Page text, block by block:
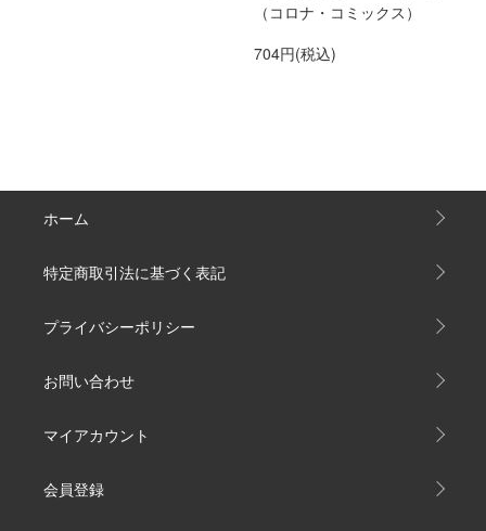
（コロナ・コミックス）
704円(税込)
ホーム
特定商取引法に基づく表記
プライバシーポリシー
お問い合わせ
マイアカウント
会員登録